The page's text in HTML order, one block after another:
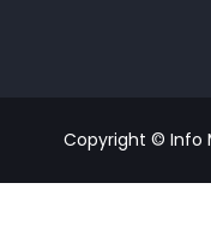
Copyright © Info